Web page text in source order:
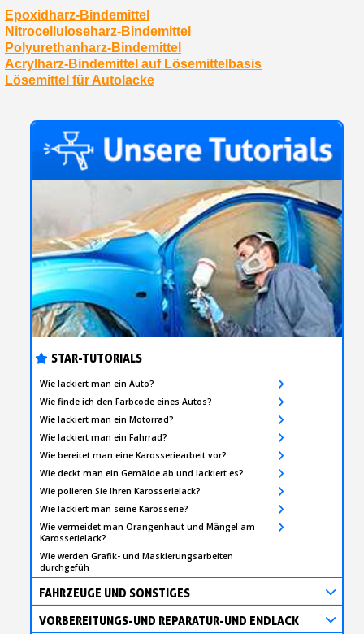
STAR-TUTORIALS
Wie lackiert man ein Auto?
Wie finde ich den Farbcode eines Autos?
Wie lackiert man ein Motorrad?
Wie lackiert man ein Fahrrad?
Wie bereitet man eine Karosseriearbeit vor?
Wie deckt man ein Gemälde ab und lackiert es?
Wie polieren Sie Ihren Karosserielack?
Wie lackiert man seine Karosserie?
Wie vermeidet man Orangenhaut und Mängel am
Karosserielack?
Wie werden Grafik- und Maskierungsarbeiten
durchgefüh
FAHRZEUGE UND SONSTIGES
VORBEREITUNGS-UND REPARATUR-UND ENDLACK
Epoxidharz-Bindemittel
Nitrocelluloseharz-Bindemittel
Polyurethanharz-Bindemittel
Acrylharz-Bindemittel auf Lösemittelbasis
Lösemittel für Autolacke